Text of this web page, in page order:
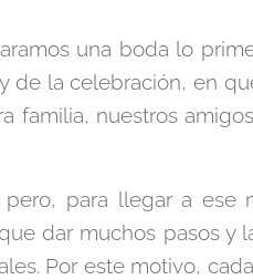
una boda lo
de la celebración, en
familia, nuestros
para llegar a ese
dar muchos pasos y
Por este motivo,